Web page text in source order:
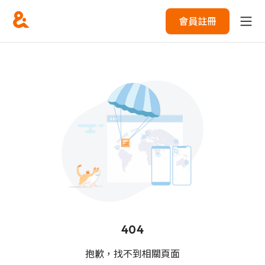
會員註冊
404
抱歉，找不到相關頁面